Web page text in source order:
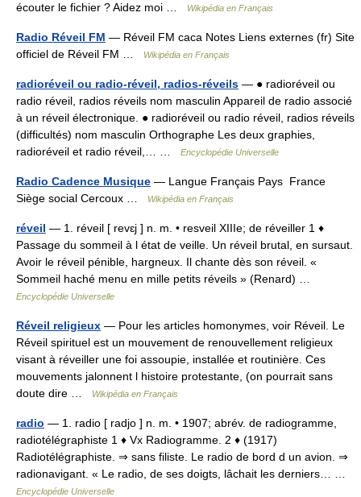
écouter le fichier ? Aidez moi …
Wikipédia en Français
Radio Réveil FM — Réveil FM caca Notes Liens externes (fr) Site
officiel de Réveil FM …
Wikipédia en Français
radioréveil ou radio-réveil, radios-réveils — ● radioréveil ou
radio réveil, radios réveils nom masculin Appareil de radio associé
à un réveil électronique. ● radioréveil ou radio réveil, radios réveils
(difficultés) nom masculin Orthographe Les deux graphies,
radioréveil et radio réveil,… …
Encyclopédie Universelle
Radio Cadence Musique — Langue Français Pays France
Siège social Cercoux …
Wikipédia en Français
réveil — 1. réveil [ revɛj ] n. m. • resveil XIIIe; de réveiller 1 ♦
Passage du sommeil à l état de veille. Un réveil brutal, en sursaut.
Avoir le réveil pénible, hargneux. Il chante dès son réveil. «
Sommeil haché menu en mille petits réveils » (Renard) …
Encyclopédie Universelle
Réveil religieux — Pour les articles homonymes, voir Réveil. Le
Réveil spirituel est un mouvement de renouvellement religieux
visant à réveiller une foi assoupie, installée et routinière. Ces
mouvements jalonnent l histoire protestante, (on pourrait sans
doute dire …
Wikipédia en Français
radio — 1. radio [ radjo ] n. m. • 1907; abrév. de radiogramme,
radiotélégraphiste 1 ♦ Vx Radiogramme. 2 ♦ (1917)
Radiotélégraphiste. ⇒ sans filiste. Le radio de bord d un avion. ⇒
radionavigant. « Le radio, de ses doigts, lâchait les derniers… …
Encyclopédie Universelle